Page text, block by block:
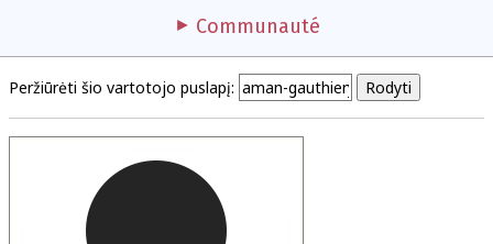
Communauté
Peržiūrėti šio vartotojo puslapį: